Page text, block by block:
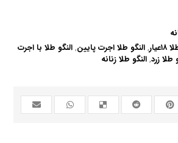
,النگو طلا اجرت پایین,النگو طلا با اجرت
طلا زرد,النگو طلا زنانه